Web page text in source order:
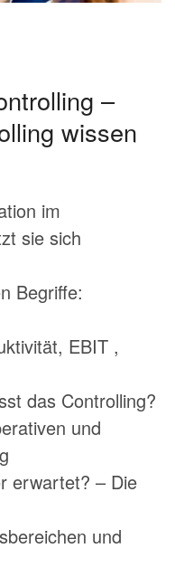
–
wissen
im
sie sich
Begriffe:
EBIT ,
das Controlling?
und
erwartet? – Die
und